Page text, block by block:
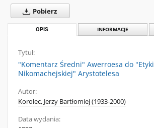
Pobierz
OPIS INFORMACJE
Tytuł:
"Komentarz Średni" Awerroesa do "Etyki
Nikomachejskiej" Arystotelesa
Autor:
Korolec, Jerzy Bartłomiej (1933-2000)
Data wydania: